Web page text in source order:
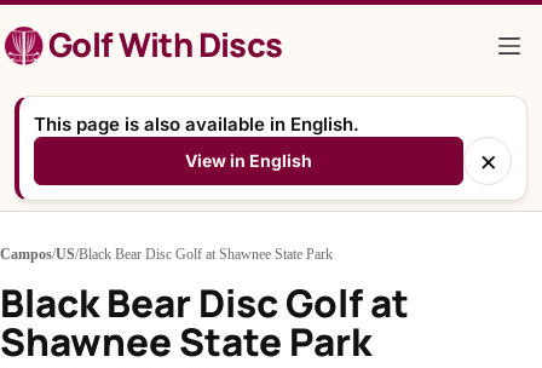
al
contenidoGolf With Discs
This page is also available in English.
View in English ×
Campos/US/Black Bear Disc Golf at Shawnee State Park
Black Bear Disc Golf at
Shawnee State Park